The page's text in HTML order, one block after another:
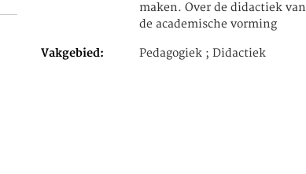
maken. Over de didactiek van
de academische vorming
Vakgebied Pedagogiek ; Didactiek